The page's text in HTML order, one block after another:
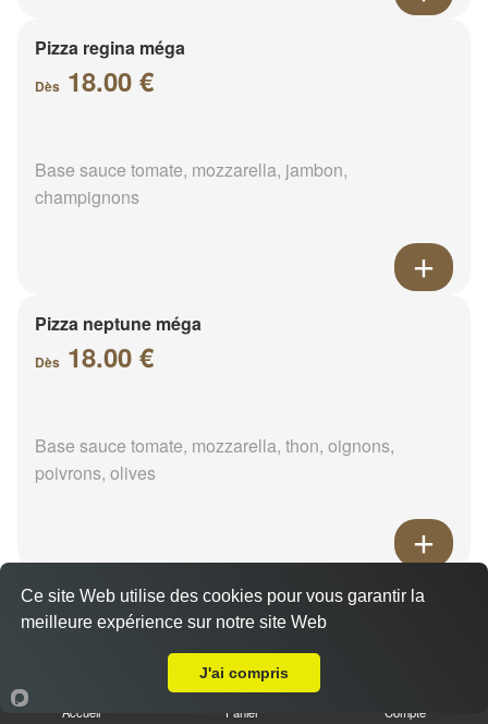
Pizza regina méga
Dès 18.00 €
Base sauce tomate, mozzarella, jambon,
champignons
Pizza neptune méga
Dès 18.00 €
Base sauce tomate, mozzarella, thon, oignons,
poivrons, olives
Pizza napolitaine méga
18.00 €
Accueil Panier Compte
Ce site Web utilise des cookies pour vous garantir la
meilleure expérience sur notre site Web
J'ai compris